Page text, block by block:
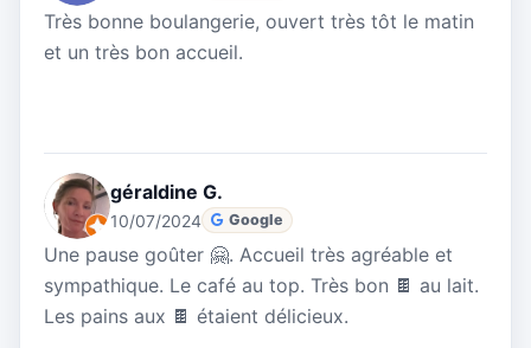
Très bonne boulangerie, ouvert très tôt le matin
et un très bon accueil.
géraldine G.
10/07/2024 Google
Une pause goûter 🤗. Accueil très agréable et
sympathique. Le café au top. Très bon 🍫 au lait.
Les pains aux 🍫 étaient délicieux.